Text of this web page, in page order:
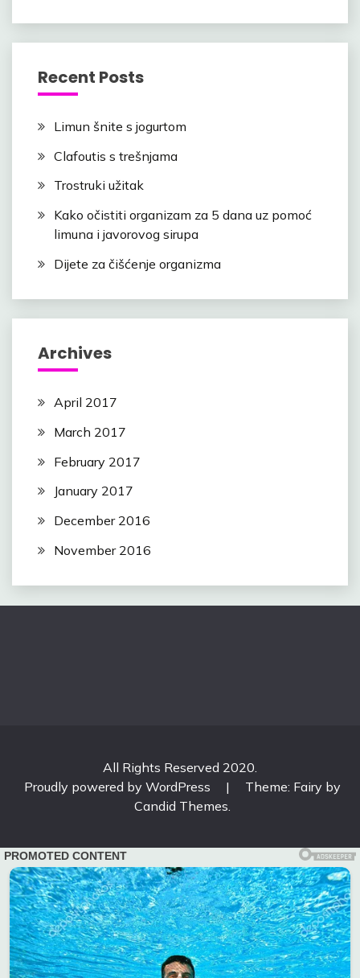
Recent Posts
Limun šnite s jogurtom
Clafoutis s trešnjama
Trostruki užitak
Kako očistiti organizam za 5 dana uz pomoć
limuna i javorovog sirupa
Dijete za čišćenje organizma
Archives
April 2017
March 2017
February 2017
January 2017
December 2016
November 2016
All Rights Reserved 2020.
Proudly powered by WordPress
|
Theme: Fairy by
Candid Themes